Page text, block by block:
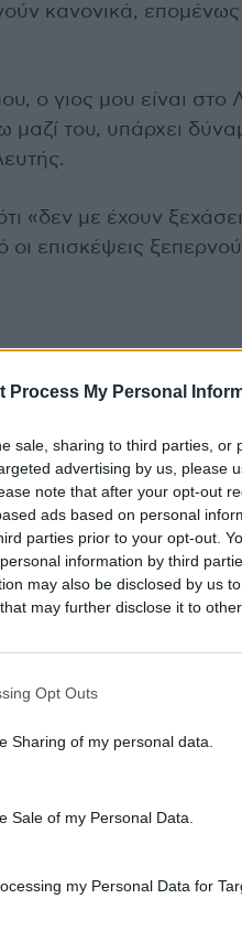
Process My Personal
sale, sharing to third parties, or
advertising by us, please
note that after your opt-out
ads based on personal
parties prior to your opt-out.
information by third
may also be disclosed by us
that may further disclose it to
Opt Outs
Sharing of my personal data.
Sale of my Personal Data.
my Personal Data for
κανονικά,
ο γιος μου είναι στο
μαζί του, υπάρχει
«δεν με έχουν ξεχάσει
οι επισκέψεις
και έχασα τη γυναίκα
μαζί του 40 χρόνια»
με υψηλότερο
τι άλλο έρχεται
μάζας